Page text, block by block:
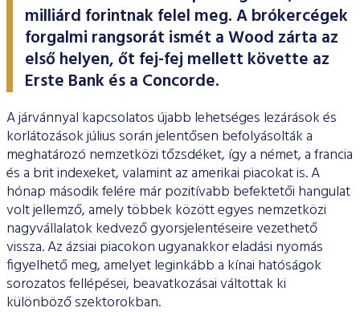
ESG Útmutató
milliárd forintnak felel meg. A brókercégek
forgalmi rangsorát ismét a Wood zárta az
első helyen, őt fej-fej mellett követte az
Erste Bank és a Concorde.
A járvánnyal kapcsolatos újabb lehetséges lezárások és
korlátozások július során jelentősen befolyásolták a
meghatározó nemzetközi tőzsdéket, így a német, a francia
és a brit indexeket, valamint az amerikai piacokat is. A
hónap második felére már pozitívabb befektetői hangulat
volt jellemző, amely többek között egyes nemzetközi
nagyvállalatok kedvező gyorsjelentéseire vezethető
vissza. Az ázsiai piacokon ugyanakkor eladási nyomás
figyelhető meg, amelyet leginkább a kínai hatóságok
sorozatos fellépései, beavatkozásai váltottak ki
különböző szektorokban.